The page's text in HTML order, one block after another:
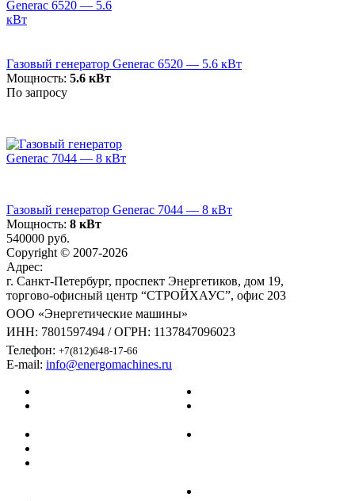
Газовый генератор Generac 6520 — 5.6 кВт
Мощность: 5.6 кВт
По запросу
Газовый генератор Generac 7044 — 8 кВт
Мощность: 8 кВт
540000 руб.
Copyright © 2007-2026
Адрес:
г. Санкт-Петербург, проспект Энергетиков, дом 19,
торгово-офисный центр “СТРОЙХАУС”, офис 203
ООО «Энергетические машины»
ИНН: 7801597494 / ОГРН: 1137847096023
Телефон: +7(812)648-17-66
E-mail: info@energomachines.ru